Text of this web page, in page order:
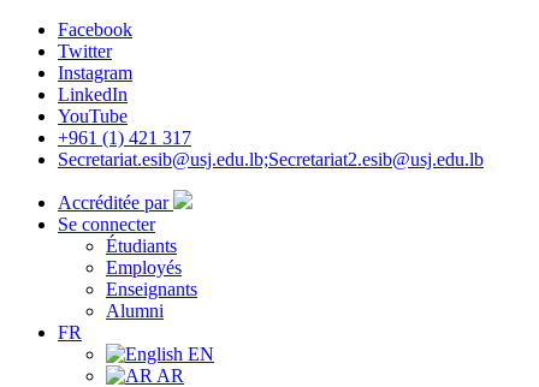
Facebook
Twitter
Instagram
LinkedIn
YouTube
+961 (1) 421 317
Secretariat.esib@usj.edu.lb;Secretariat2.esib@usj.edu.lb
Accréditée par
Se connecter
Étudiants
Employés
Enseignants
Alumni
FR
EN
AR